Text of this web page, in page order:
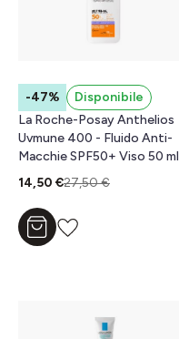
-47%
Disponibile
La Roche-Posay Anthelios
Uvmune 400 - Fluido Anti-
Macchie SPF50+ Viso 50 ml
14,50 €27,50 €
Aggiungi al carrello